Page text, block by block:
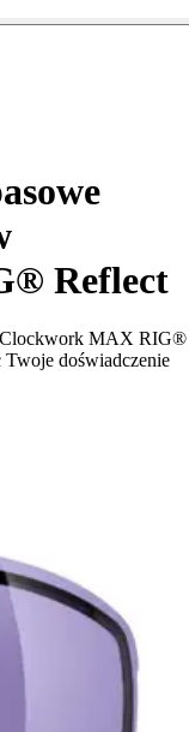
Reflect
Clockwork MAX RIG®
doświadczenie